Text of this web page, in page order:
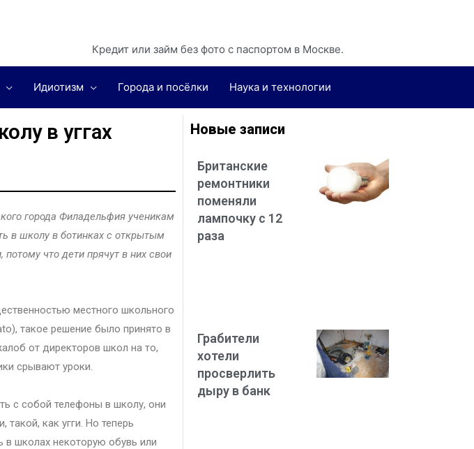
Кредит или займ без фото с паспортом в Москве.
Идиотизм Города и посёлки Наука и технологии
в уггах
города Филадельфия ученикам
в школу в ботинках с открытым
что дети прячут в них свои
местного школьного
такое решение было принято в
от директоров школ на то,
срывают уроки.
с собой телефоны в школу, они
такой, как угги. Но теперь
в школах некоторую обувь или
Новые записи
Британские
ремонтники
поменяли
лампочку с 12
раза
Грабители
хотели
просверлить
дыру в банк